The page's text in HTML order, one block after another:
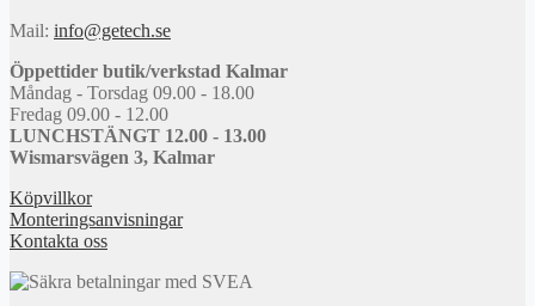
Mail: info@getech.se
Öppettider butik/verkstad Kalmar
Måndag - Torsdag 09.00 - 18.00
Fredag 09.00 - 12.00
LUNCHSTÄNGT 12.00 - 13.00
Wismarsvägen 3, Kalmar
Köpvillkor
Monteringsanvisningar
Kontakta oss